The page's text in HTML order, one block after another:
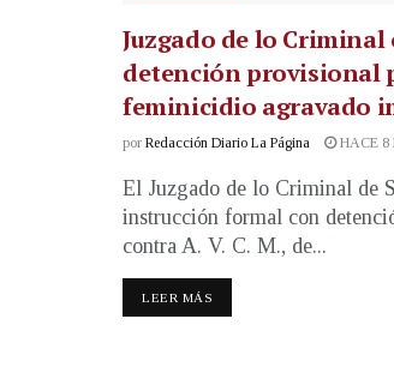
Juzgado de lo Criminal
detención provisional
feminicidio agravado
por Redacción Diario La Página HACE 8
El Juzgado de lo Criminal de
instrucción formal con
contra A. V. C. M., de...
LEER MÁS